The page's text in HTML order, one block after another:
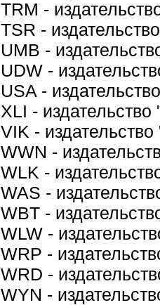
TRM -
TSR -
UMB -
UDW -
USA -
XLI -
VIK -
WWN -
WLK -
WAS -
WBT -
WLW -
WRP -
WRD -
WYN -